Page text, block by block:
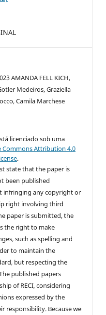
AMANDA FELL KICH,
Medeiros, Graziella
Camila Marchese
licenciado sob uma
Commons Attribution 4.0
.
state that the paper is
been published
infringing any copyright or
right involving third
paper is submitted, the
the right to make
such as spelling and
to maintain the
but respecting the
published papers
of RECI, considering
expressed by the
responsibility. Because we